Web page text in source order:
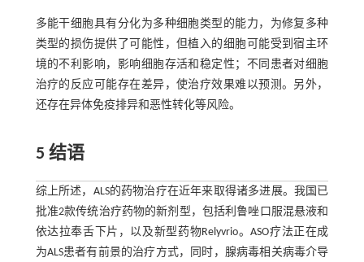
多能干细胞具有分化为多种细胞类型的能力，为修复多种
类型的损伤提供了可能性，但植入的细胞可能受到宿主环
境的不利影响，影响细胞存活和稳定性；不同患者对细胞
治疗的反应可能存在差异，使治疗效果难以预测。另外，
还存在异体免疫排异和恶性转化等风险。
5 结语
综上所述，ALS的药物治疗在近年来取得诸多进展。我国已
批准2款传统治疗药物的新剂型，包括利鲁唑口服混悬液和
依达拉奉舌下片，以及新型药物Relyvrio。ASO疗法正在成
为ALS患者有前景的治疗方式，同时，腺病毒相关病毒介导